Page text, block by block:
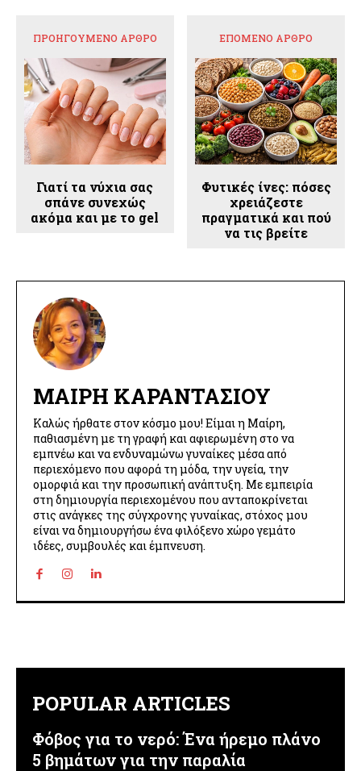
ΠΡΟΗΓΟΎΜΕΝΟ ΆΡΘΡΟ
Γιατί τα νύχια σας
σπάνε συνεχώς
ακόμα και με το gel
ΕΠΌΜΕΝΟ ΆΡΘΡΟ
Φυτικές ίνες: πόσες
χρειάζεστε
πραγματικά και πού
να τις βρείτε
ΜΑΊΡΗ ΚΑΡΑΝΤΆΣΙΟΥ
Καλώς ήρθατε στον κόσμο μου! Είμαι η Μαίρη,
παθιασμένη με τη γραφή και αφιερωμένη στο να
εμπνέω και να ενδυναμώνω γυναίκες μέσα από
περιεχόμενο που αφορά τη μόδα, την υγεία, την
ομορφιά και την προσωπική ανάπτυξη. Με εμπειρία
στη δημιουργία περιεχομένου που ανταποκρίνεται
στις ανάγκες της σύγχρονης γυναίκας, στόχος μου
είναι να δημιουργήσω ένα φιλόξενο χώρο γεμάτο
ιδέες, συμβουλές και έμπνευση.
POPULAR ARTICLES
Φόβος για το νερό: Ένα ήρεμο πλάνο
5 βημάτων για την παραλία